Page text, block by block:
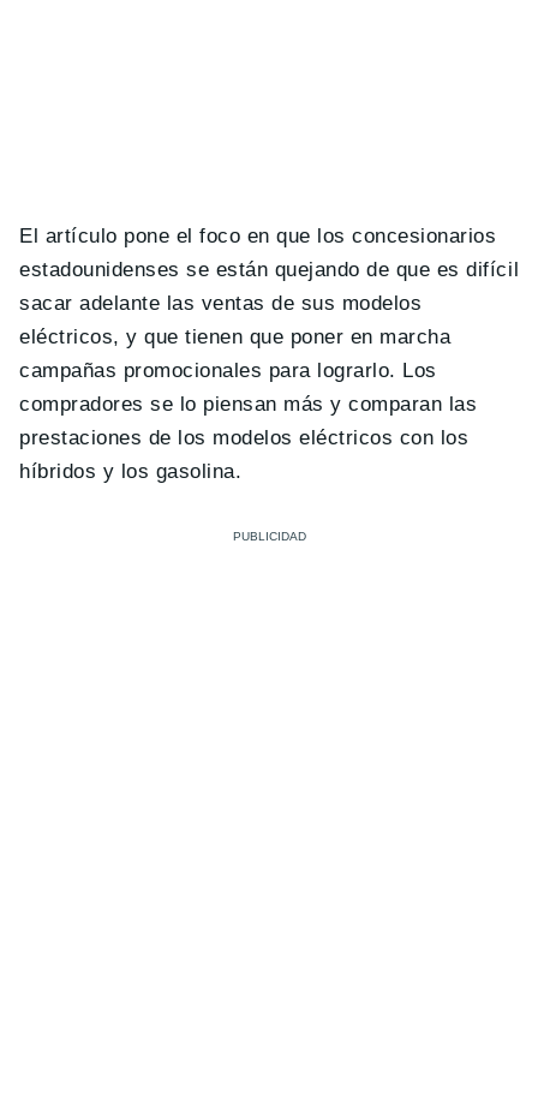
El artículo pone el foco en que los concesionarios
estadounidenses se están quejando de que es difícil
sacar adelante las ventas de sus modelos
eléctricos, y que tienen que poner en marcha
campañas promocionales para lograrlo. Los
compradores se lo piensan más y comparan las
prestaciones de los modelos eléctricos con los
híbridos y los gasolina.